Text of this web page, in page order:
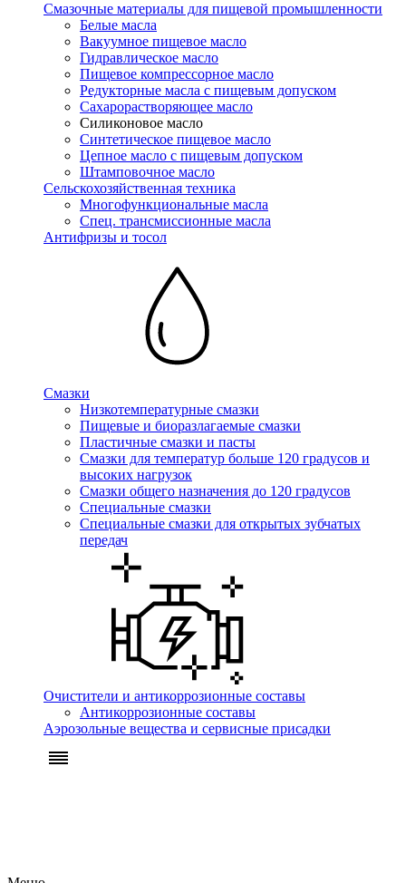
Смазочные материалы для пищевой промышленности
Белые масла
Вакуумное пищевое масло
Гидравлическое масло
Пищевое компрессорное масло
Редукторные масла с пищевым допуском
Сахарорастворяющее масло
Силиконовое масло
Синтетическое пищевое масло
Цепное масло с пищевым допуском
Штамповочное масло
Сельскохозяйственная техника
Многофункциональные масла
Спец. трансмиссионные масла
Антифризы и тосол
Смазки
Низкотемпературные смазки
Пищевые и биоразлагаемые смазки
Пластичные смазки и пасты
Смазки для температур больше 120 градусов и
высоких нагрузок
Смазки общего назначения до 120 градусов
Специальные смазки
Специальные смазки для открытых зубчатых
передач
Очистители и антикоррозионные составы
Антикоррозионные составы
Аэрозольные вещества и сервисные присадки